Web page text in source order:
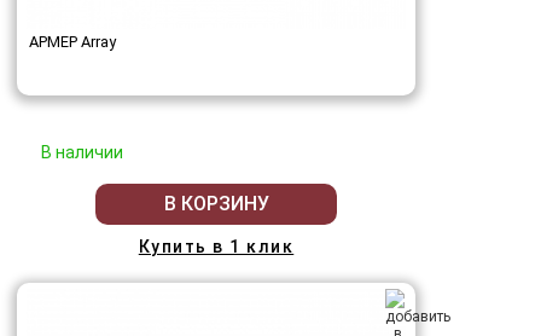
АРМЕР Array
В наличии
В КОРЗИНУ
Купить в 1 клик